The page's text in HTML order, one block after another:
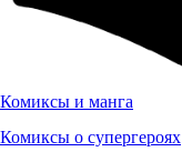
Комиксы и манга
Комиксы о супергероях